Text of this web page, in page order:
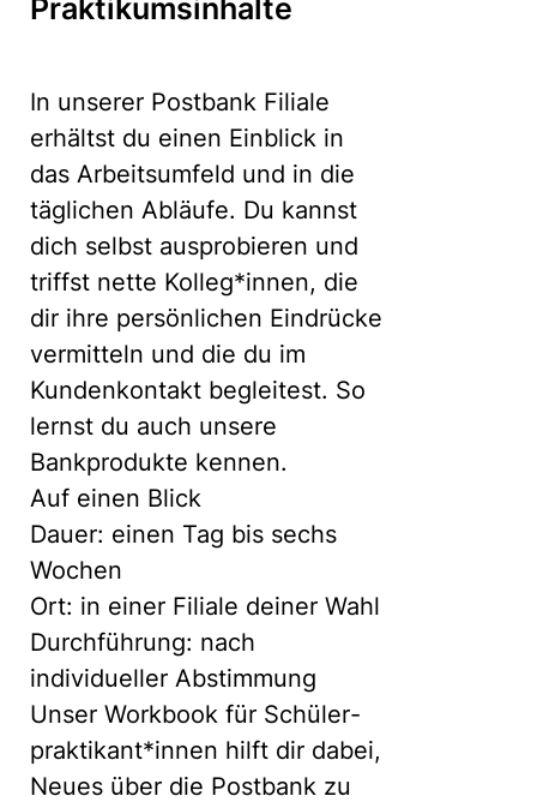
Praktikumsinhalte
In unserer Postbank Filiale
erhältst du einen Einblick in
das Arbeitsumfeld und in die
täglichen Abläufe. Du kannst
dich selbst ausprobieren und
triffst nette Kolleg*innen, die
dir ihre persönlichen Eindrücke
vermitteln und die du im
Kundenkontakt begleitest. So
lernst du auch unsere
Bankprodukte kennen.
Auf einen Blick
Dauer: einen Tag bis sechs
Wochen
Ort: in einer Filiale deiner Wahl
Durchführung: nach
individueller Abstimmung
Unser Work­book für Schüler­
prakti­kant*innen hilft dir dabei,
Neues über die Postbank zu